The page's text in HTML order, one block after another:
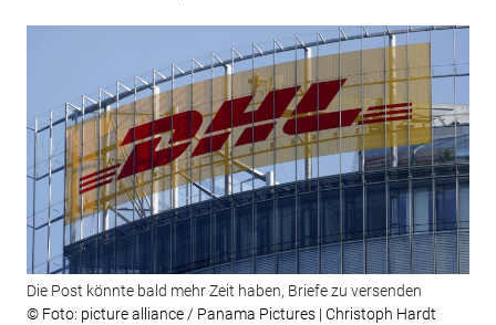
Die Post könnte bald mehr Zeit haben, Briefe zu versenden
© Foto: picture alliance / Panama Pictures | Christoph Hardt